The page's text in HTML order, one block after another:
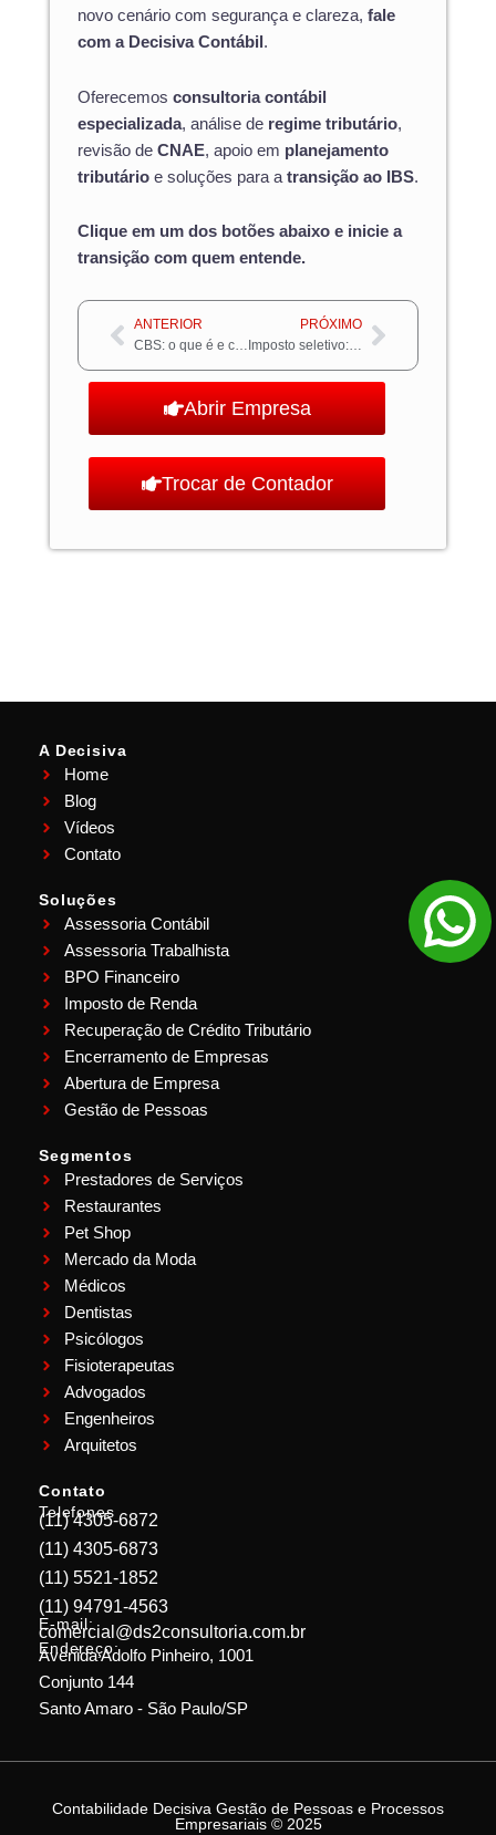
novo cenário com segurança e clareza, fale
com a Decisiva Contábil .
Oferecemos consultoria contábil
especializada, análise de regime tributário,
revisão de CNAE, apoio em planejamento
tributário e soluções para a transição ao IBS.
Clique em um dos botões abaixo e inicie a
transição com quem entende.
Anterior
ANTERIOR
CBS: o que é e como funciona o novo imposto na reforma tributária
PRÓXIMO
Imposto seletivo: entenda o novo tributo da reforma tributária e como ele afeta seu negócioPróximo
Abrir Empresa
Trocar de Contador
A Decisiva
Home
Blog
Vídeos
Contato
Soluções
Assessoria Contábil
Assessoria Trabalhista
BPO Financeiro
Imposto de Renda
Recuperação de Crédito Tributário
Encerramento de Empresas
Abertura de Empresa
Gestão de Pessoas
Segmentos
Prestadores de Serviços
Restaurantes
Pet Shop
Mercado da Moda
Médicos
Dentistas
Psicólogos
Fisioterapeutas
Advogados
Engenheiros
Arquitetos
Contato
Telefones
(11) 4305-6872
(11) 4305-6873
(11) 5521-1852
(11) 94791-4563
E-mail:
comercial@ds2consultoria.com.br
Endereço:
Avenida Adolfo Pinheiro, 1001
Conjunto 144
Santo Amaro - São Paulo/SP
Contabilidade Decisiva Gestão de Pessoas e Processos
Empresariais © 2025